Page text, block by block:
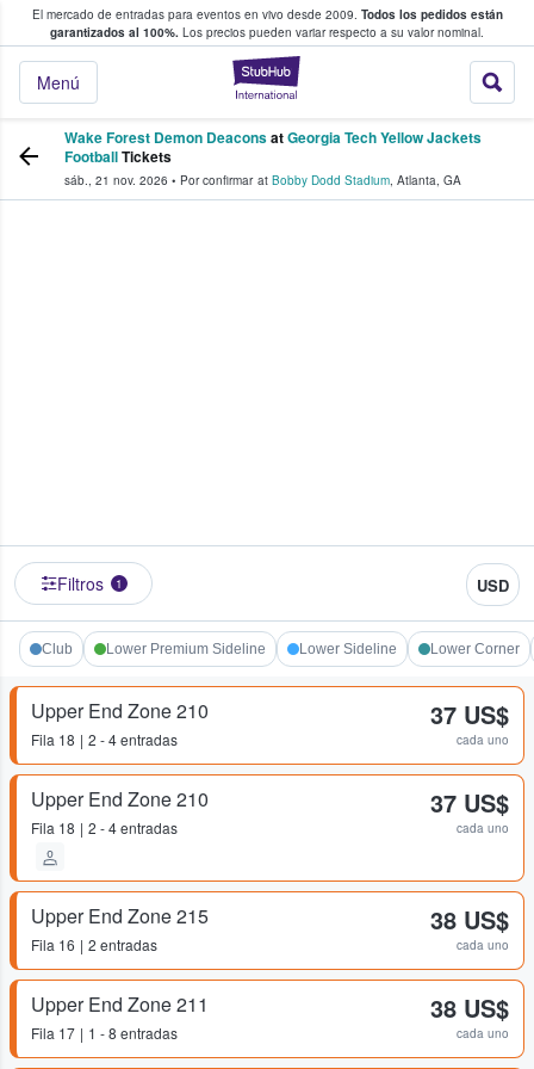
El mercado de entradas para eventos en vivo desde 2009. Todos los pedidos están
garantizados al 100%. Los precios pueden variar respecto a su valor nominal.
StubHub:
Menú
y venta de entradas entre fans
Wake Forest Demon DeaconsatGeorgia Tech Yellow Jackets
FootballTickets
sáb., 21 nov. 2026 • Por confirmar at Bobby Dodd Stadium, Atlanta, GA
Filtros 1 USD
Club Lower Premium Sideline Lower Sideline Lower Corner
Upper End Zone 210
Fila 18 2 - 4 entradas
37 US$
cada uno
Upper End Zone 210
Fila 18 2 - 4 entradas
37 US$
cada uno
Upper End Zone 215
Fila 16 2 entradas
38 US$
cada uno
Upper End Zone 211
Fila 17 1 - 8 entradas
38 US$
cada uno